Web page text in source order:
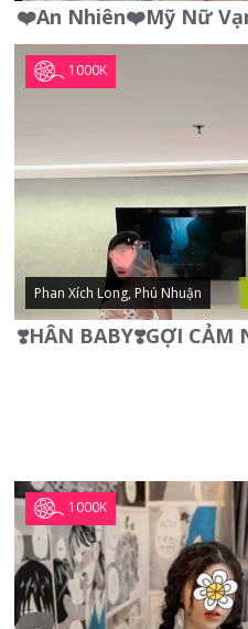
1000K
Phan Xích Long, Phú Nhuận
1000K